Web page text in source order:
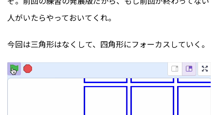
人がいたらやっておいてくれ。
今回は三角形はなくして、四角形にフォーカスしていく。